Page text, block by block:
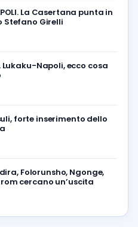
La Casertana punta in
Girelli
Lukaku-Napoli, ecco cosa
forte inserimento dello
Folorunsho, Ngonge,
cercano un’uscita